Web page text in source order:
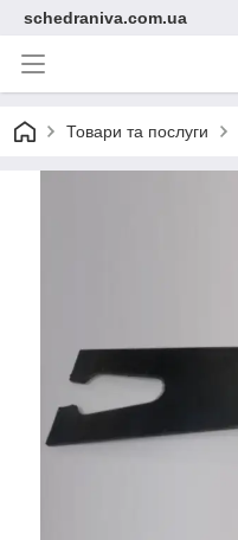
schedraniva.com.ua
Товари та послуги